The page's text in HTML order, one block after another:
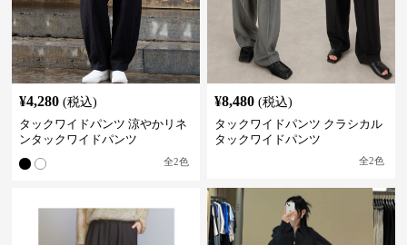
¥4,280 (税込)
タックワイドパンツ 涼やかリネ
ンタックワイドパンツ
全2色
¥8,480 (税込)
タックワイドパンツ クラシカル
タックワイドパンツ
全2色